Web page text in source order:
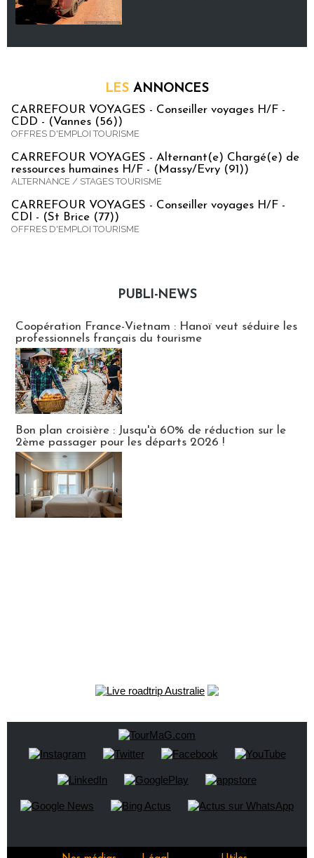
LES ANNONCES
CARREFOUR VOYAGES - Conseiller voyages H/F -
CDD - (Vannes (56))
OFFRES D'EMPLOI TOURISME
CARREFOUR VOYAGES - Alternant(e) Chargé(e) de
ressources humaines H/F - (Massy/Evry (91))
ALTERNANCE / STAGES TOURISME
CARREFOUR VOYAGES - Conseiller voyages H/F -
CDI - (St Brice (77))
OFFRES D'EMPLOI TOURISME
PUBLI-NEWS
Coopération France-Vietnam : Hanoï veut séduire les
professionnels français du tourisme
Bon plan croisière : Jusqu'à 60% de réduction sur le
2ème passager pour les départs 2026 !